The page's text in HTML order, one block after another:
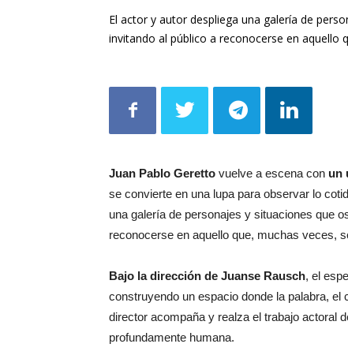
El actor y autor despliega una galería de
invitando al público a reconocerse en aquello
Juan Pablo Geretto vuelve a escena con un
se convierte en una lupa para observar lo
una galería de personajes y situaciones que
reconocerse en aquello que, muchas veces,
Bajo la dirección de Juanse Rausch, el
construyendo un espacio donde la palabra,
director acompaña y realza el trabajo actoral
profundamente humana.